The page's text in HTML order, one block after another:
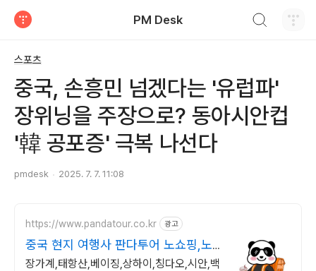
PM Desk
스포츠
중국, 손흥민 넘겠다는 '유럽파'
장위닝을 주장으로? 동아시안컵
'韓 공포증' 극복 나선다
pmdesk 2025. 7. 7. 11:08
https://www.pandatour.co.kr 광고
중국 현지 여행사 판다투어 노쇼핑,노
옵션,노팁
장가계,태항산,베이징,상하이,칭다오,시안,백